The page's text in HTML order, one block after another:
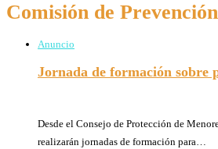
Comisión de
Anuncio
Jornada de formación sobre
Desde el Consejo de Protección de
realizarán jornadas de formación para…